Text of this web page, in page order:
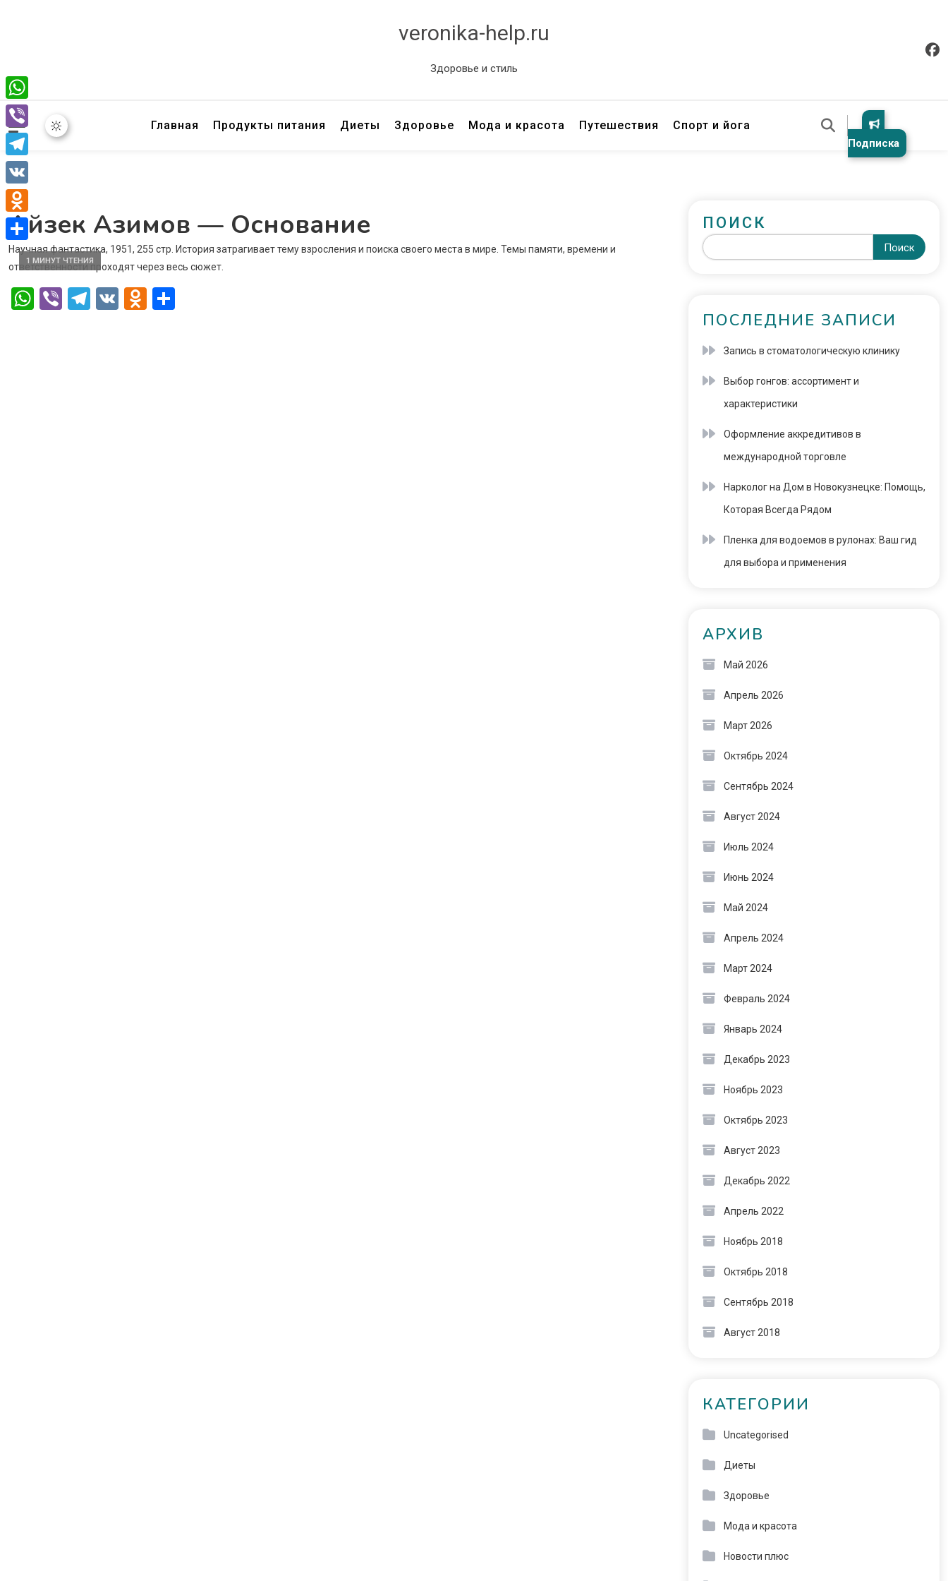
veronika-help.ru
Здоровье и стиль
Главная Продукты питания Диеты Здоровье Мода и красота Путешествия Спорт и йога
Подписка
Айзек Азимов — Основание
1 МИНУТ ЧТЕНИЯ
Научная фантастика, 1951, 255 стр. История затрагивает тему взросления и поиска своего места в мире. Темы памяти, времени и
ответственности проходят через весь сюжет.
WhatsApp
ViberTelegram
VK Odnoklassniki
ПОИСК
Поиск
ПОСЛЕДНИЕ ЗАПИСИ
Запись в стоматологическую клинику
Выбор гонгов: ассортимент и
характеристики
Оформление аккредитивов в
международной торговле
Нарколог на Дом в Новокузнецке: Помощь,
Которая Всегда Рядом
Пленка для водоемов в рулонах: Ваш гид
для выбора и применения
АРХИВ
Май 2026
Апрель 2026
Март 2026
Октябрь 2024
Сентябрь 2024
Август 2024
Июль 2024
Июнь 2024
Май 2024
Апрель 2024
Март 2024
Февраль 2024
Январь 2024
Декабрь 2023
Ноябрь 2023
Октябрь 2023
Август 2023
Декабрь 2022
Апрель 2022
Ноябрь 2018
Октябрь 2018
Сентябрь 2018
Август 2018
КАТЕГОРИИ
Uncategorised
Диеты
Здоровье
Мода и красота
Новости плюс
WhatsApp
Viber
Telegram
VK
Odnoklassniki
Отправить